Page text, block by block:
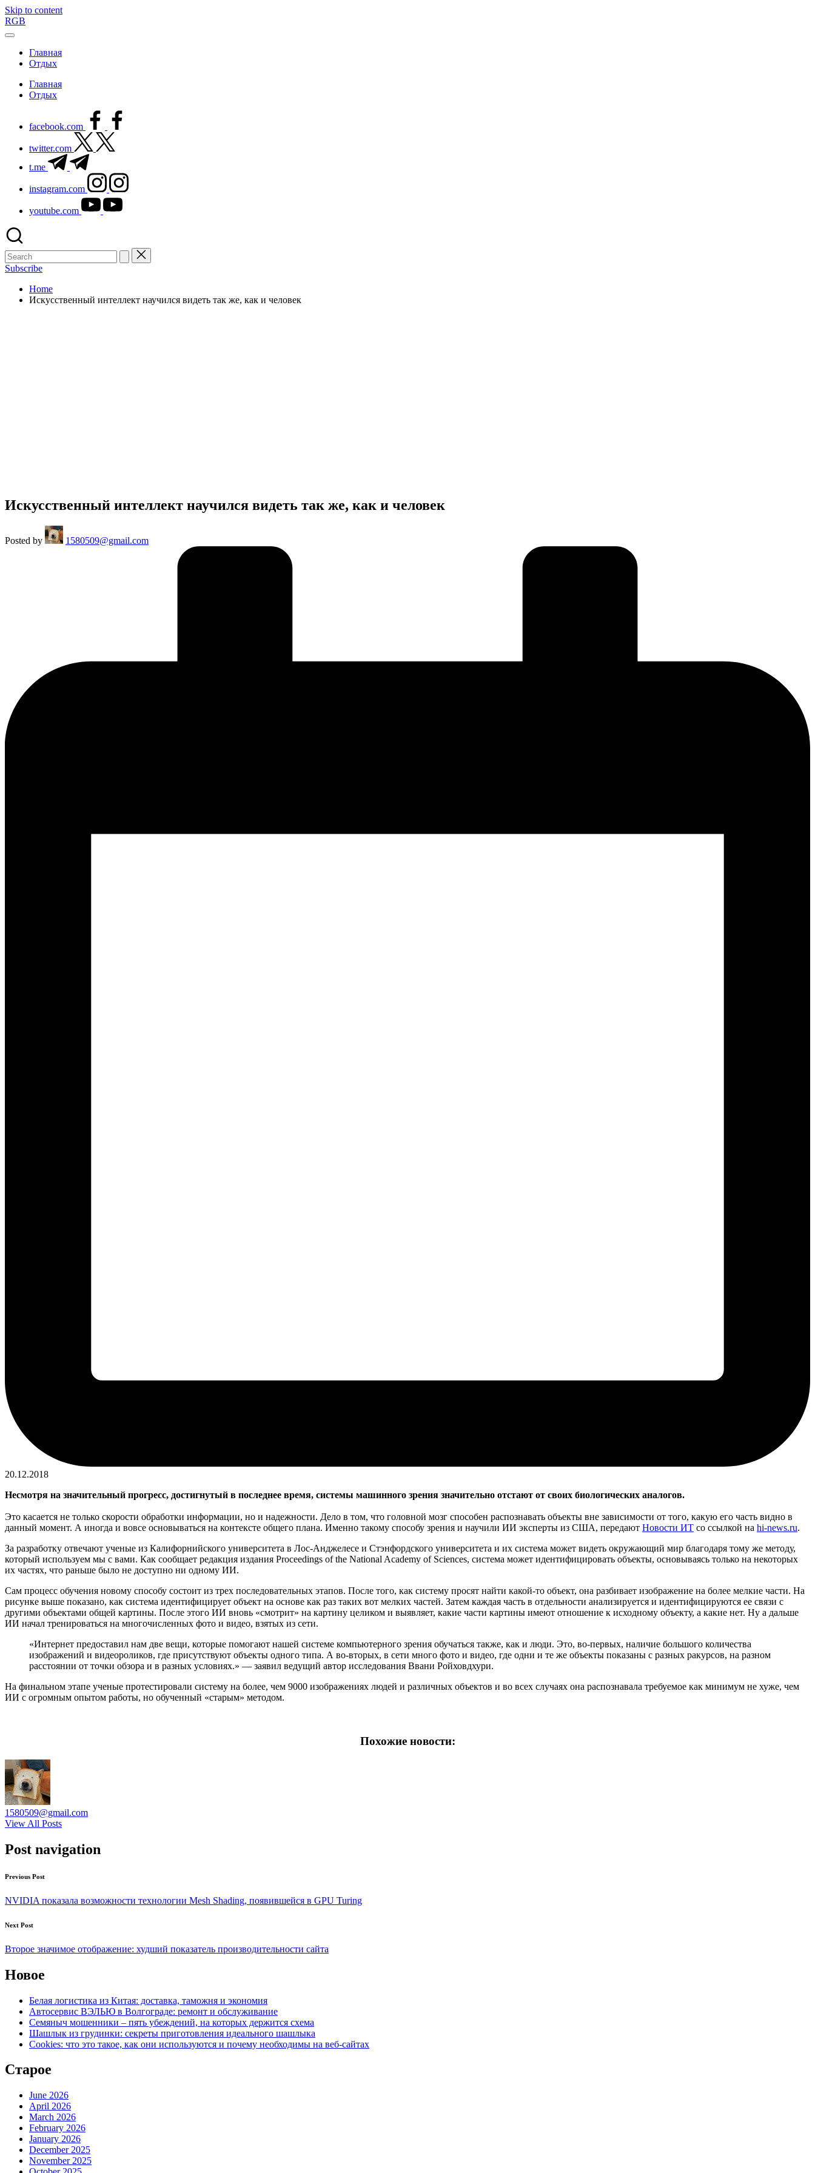
Skip to content
RGB
Главная
Отдых
Главная
Отдых
facebook.com
twitter.com
t.me
instagram.com
youtube.com
Subscribe
Home
Искусственный интеллект научился видеть так же, как и человек
Искусственный интеллект научился видеть так же, как и человек
Posted by 1580509@gmail.com
20.12.2018
Несмотря на значительный прогресс, достигнутый в последнее время, системы машинного зрения значительно отстают от своих биологических аналогов.
Это касается не только скорости обработки информации, но и надежности. Дело в том, что головной мозг способен распознавать объекты вне зависимости от того, какую его часть видно в
данный момент. А иногда и вовсе основываться на контексте общего плана. Именно такому способу зрения и научили ИИ эксперты из США, передают Новости ИТ со ссылкой на hi-news.ru.
За разработку отвечают ученые из Калифорнийского университета в Лос-Анджелесе и Стэнфордского университета и их система может видеть окружающий мир благодаря тому же методу,
который используем мы с вами. Как сообщает редакция издания Proceedings of the National Academy of Sciences, система может идентифицировать объекты, основываясь только на некоторых
их частях, что раньше было не доступно ни одному ИИ.
Сам процесс обучения новому способу состоит из трех последовательных этапов. После того, как систему просят найти какой-то объект, она разбивает изображение на более мелкие части. На
рисунке выше показано, как система идентифицирует объект на основе как раз таких вот мелких частей. Затем каждая часть в отдельности анализируется и идентифицируются ее связи с
другими объектами общей картины. После этого ИИ вновь «смотрит» на картину целиком и выявляет, какие части картины имеют отношение к исходному объекту, а какие нет. Ну а дальше
ИИ начал тренироваться на многочисленных фото и видео, взятых из сети.
«Интернет предоставил нам две вещи, которые помогают нашей системе компьютерного зрения обучаться также, как и люди. Это, во-первых, наличие большого количества
изображений и видеороликов, где присутствуют объекты одного типа. А во-вторых, в сети много фото и видео, где одни и те же объекты показаны с разных ракурсов, на разном
расстоянии от точки обзора и в разных условиях.» — заявил ведущий автор исследования Ввани Ройховдхури.
На финальном этапе ученые протестировали систему на более, чем 9000 изображениях людей и различных объектов и во всех случаях она распознавала требуемое как минимум не хуже, чем
ИИ с огромным опытом работы, но обученный «старым» методом.
Похожие новости:
1580509@gmail.com
View All Posts
Post navigation
Previous Post
NVIDIA показала возможности технологии Mesh Shading, появившейся в GPU Turing
Next Post
Второе значимое отображение: худший показатель производительности сайта
Новое
Белая логистика из Китая: доставка, таможня и экономия
Автосервис ВЭЛЬЮ в Волгограде: ремонт и обслуживание
Семяныч мошенники – пять убеждений, на которых держится схема
Шашлык из грудинки: секреты приготовления идеального шашлыка
Cookies: что это такое, как они используются и почему необходимы на веб-сайтах
Старое
June 2026
April 2026
March 2026
February 2026
January 2026
December 2025
November 2025